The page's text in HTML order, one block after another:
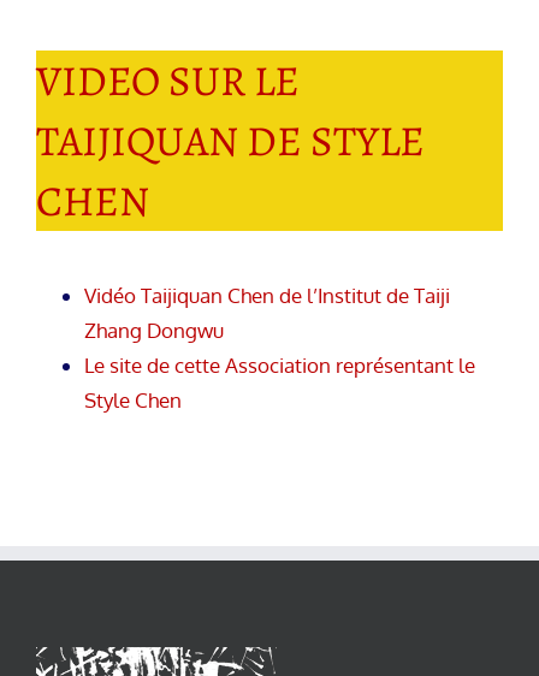
VIDEO SUR LE
TAIJIQUAN DE STYLE
CHEN
Vidéo Taijiquan Chen de l’Institut de Taiji
Zhang Dongwu
Le site de cette Association représentant le
Style Chen